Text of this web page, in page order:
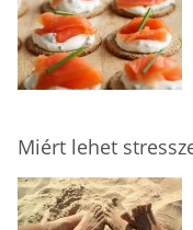
Miért lehet